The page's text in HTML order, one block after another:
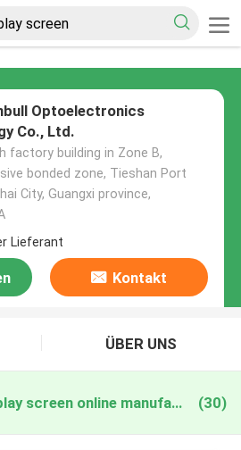
Optoelectronics
Co., Ltd.
factory building in Zone B,
bonded zone, Tieshan Port
City, Guangxi province,
Lieferant
Kontakt
ÜBER UNS
creative led display screen online manufacture (30)